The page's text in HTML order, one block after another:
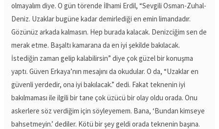
olmayalım diye. O gün törende İlhami Erdil, “Sevgili Osman-Zuhal-
Deniz. Uzaklar bugüne kadar demirlediği en emin limandadır.
Gözünüz arkada kalmasın. Hep burada kalacak. Denizciğim sen de
merak etme. Başaltı kamarana da en iyi şekilde bakılacak.
İstediğin zaman gelip kalabilirsin” diye çok güzel bir konuşma
yaptı. Güven Erkaya’nın mesajını da okudular. O da, “Uzaklar en
güvenli yerdedir, ona iyi bakılacak.” dedi. Fakat teknenin iyi
bakılmaması ile ilgili bir tane çok üzücü bir olay oldu orada. Onu
askerlere söz verdiğim için söyleyemem. Bana, ‘Bundan kimseye
bahsetmeyin.’ dediler. Kötü bir şey geldi orada teknenin başına.